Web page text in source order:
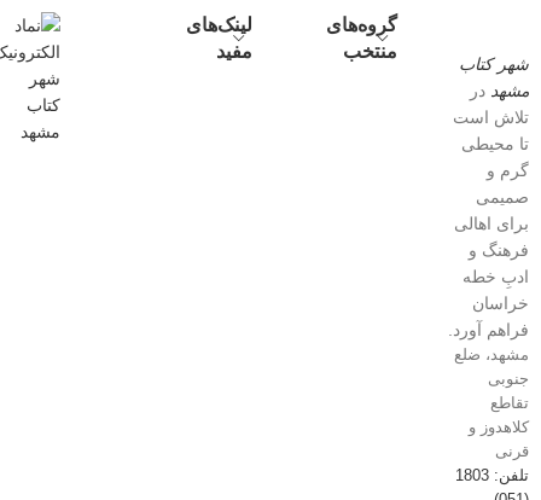
شهر کتاب
مشهد در
تلاش است
تا محیطی
گرم و
صمیمی
برای اهالی
فرهنگ و
ادبِ خطه
خراسان
فراهم آورد.
مشهد، ضلع
جنوبی
تقاطع
کلاهدوز و
قرنی
تلفن: 1803
گروه‌های
منتخب
لینک‌های
مفید